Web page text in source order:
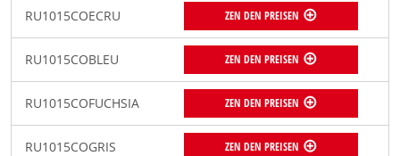
RU1015COECRU ZEN DEN PREISEN
RU1015COBLEU ZEN DEN PREISEN
RU1015COFUCHSIA ZEN DEN PREISEN
RU1015COGRIS ZEN DEN PREISEN